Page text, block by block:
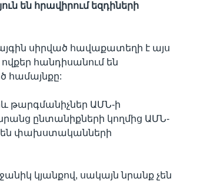
են հրավիրում եզդիների
սիրված հավաքատեղի է այս
հանդիսանում են
համայնքը:
թարգմանիչներ ԱՄՆ-ի
ընտանիքների կողմից ԱՄՆ-
են փախստականների
կյանքով, սակայն նրանք չեն